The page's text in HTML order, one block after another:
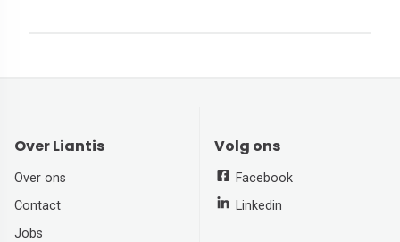
Over Liantis
Over ons
Contact
Jobs
Volg ons
Facebook
Linkedin